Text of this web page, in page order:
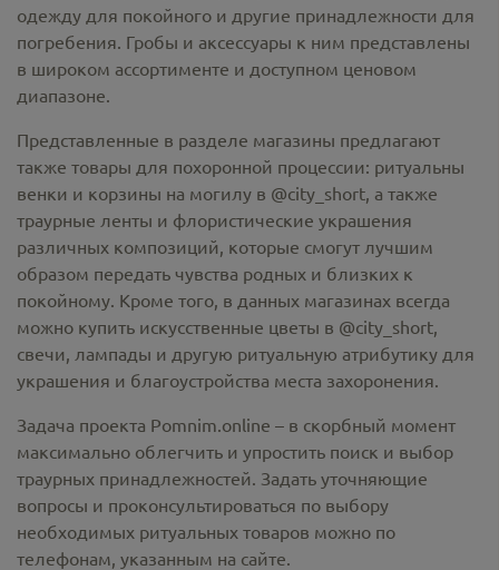
одежду для покойного и другие принадлежности для
погребения. Гробы и аксессуары к ним представлены
в широком ассортименте и доступном ценовом
диапазоне.
Представленные в разделе магазины предлагают
также товары для похоронной процессии: ритуальны
венки и корзины на могилу в @city_short, а также
траурные ленты и флористические украшения
различных композиций, которые смогут лучшим
образом передать чувства родных и близких к
покойному. Кроме того, в данных магазинах всегда
можно купить искусственные цветы в @city_short,
свечи, лампады и другую ритуальную атрибутику для
украшения и благоустройства места захоронения.
Задача проекта Pomnim.online – в скорбный момент
максимально облегчить и упростить поиск и выбор
траурных принадлежностей. Задать уточняющие
вопросы и проконсультироваться по выбору
необходимых ритуальных товаров можно по
телефонам, указанным на сайте.